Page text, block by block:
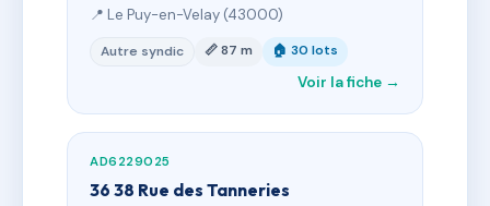
📍 Le Puy-en-Velay (43000)
Autre syndic 📏 87 m 🏠 30 lots
Voir la fiche →
AD6229025
36 38 Rue des Tanneries